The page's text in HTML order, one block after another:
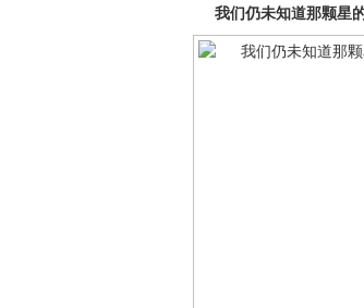
我们仍未知道那颗星